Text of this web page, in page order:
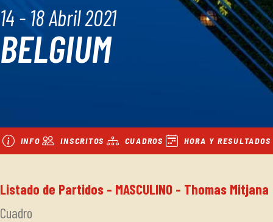
14 - 18 Abril 2021
BELGIUM
INFO INSCRITOS CUADROS HORA Y RESULTADOS
Listado de Partidos - MASCULINO - Thomas Mitjana
Cuadro